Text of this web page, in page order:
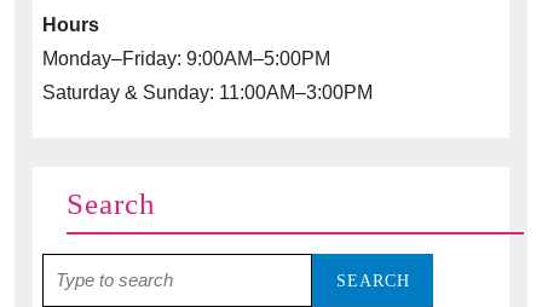
Hours
Monday–Friday: 9:00AM–5:00PM
Saturday & Sunday: 11:00AM–3:00PM
Search
for: